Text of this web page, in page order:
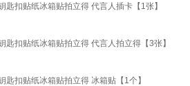
扣贴纸冰箱贴拍立得 代言人插卡【1张】
扣贴纸冰箱贴拍立得 代言人拍立得【3张】
扣贴纸冰箱贴拍立得 冰箱贴【1个】